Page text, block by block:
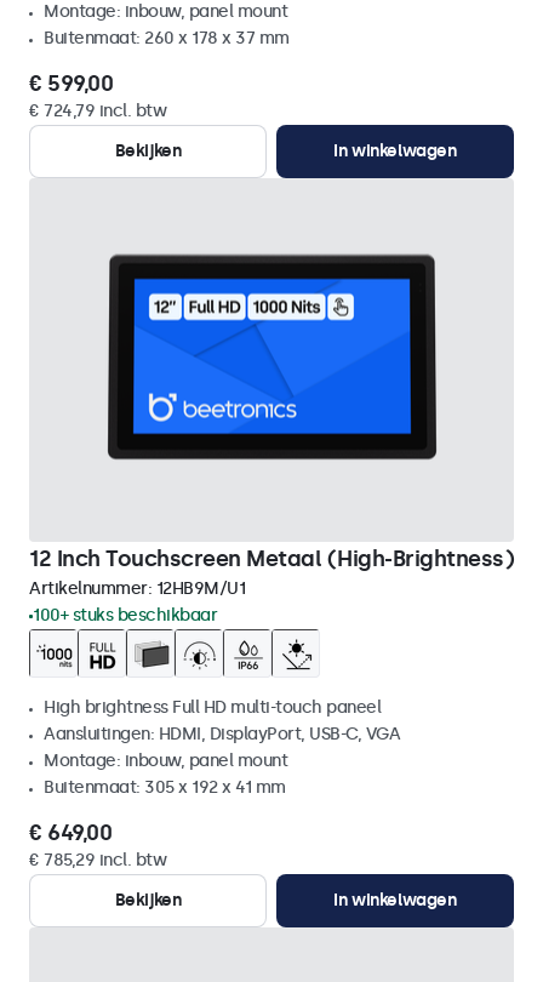
Montage: inbouw, panel mount
Buitenmaat: 260 x 178 x 37 mm
€ 599,00
€ 724,79 incl. btw
Bekijken
In winkelwagen
12 Inch Touchscreen Metaal (High-Brightness)
Artikelnummer: 12HB9M/U1
100+ stuks beschikbaar
High brightness Full HD multi-touch paneel
Aansluitingen: HDMI, DisplayPort, USB-C, VGA
Montage: inbouw, panel mount
Buitenmaat: 305 x 192 x 41 mm
€ 649,00
€ 785,29 incl. btw
Bekijken
In winkelwagen